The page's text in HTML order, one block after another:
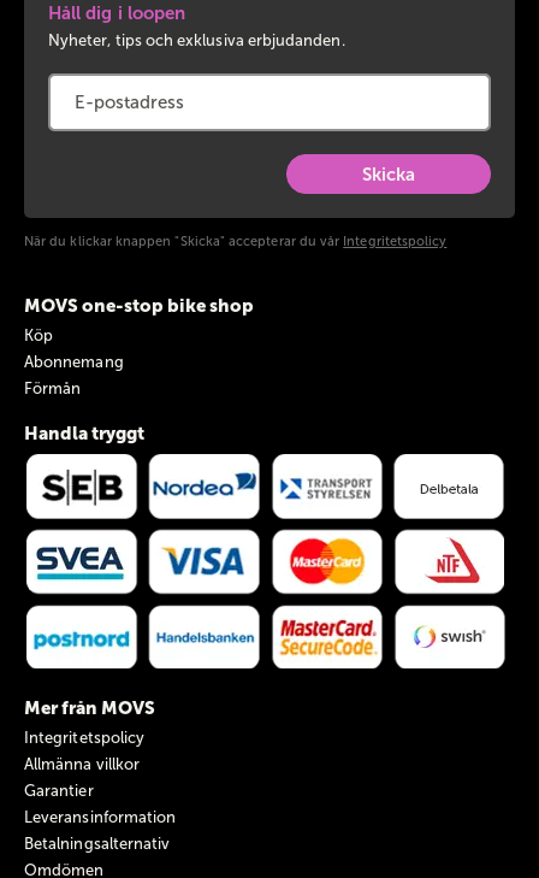
Håll dig i loopen
Nyheter, tips och exklusiva erbjudanden.
Skicka
När du klickar knappen "Skicka" accepterar du vår Integritetspolicy
MOVS one-stop bike shop
Köp
Abonnemang
Förmån
Handla tryggt
Mer från MOVS
Integritetspolicy
Allmänna villkor
Garantier
Leveransinformation
Betalningsalternativ
Omdömen